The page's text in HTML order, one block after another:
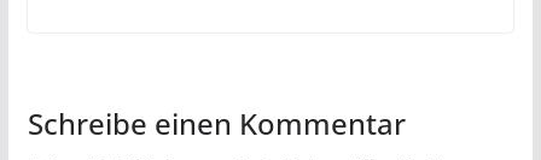
Schreibe einen Kommentar